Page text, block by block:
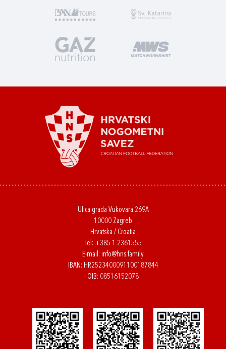
Ulica grada Vukovara 269A
10000 Zagreb
Hrvatska / Croatia
Tel: +385 1 2361555
E-mail: info@hns.family
IBAN: HR2523400091100187844
OIB: 08516152078